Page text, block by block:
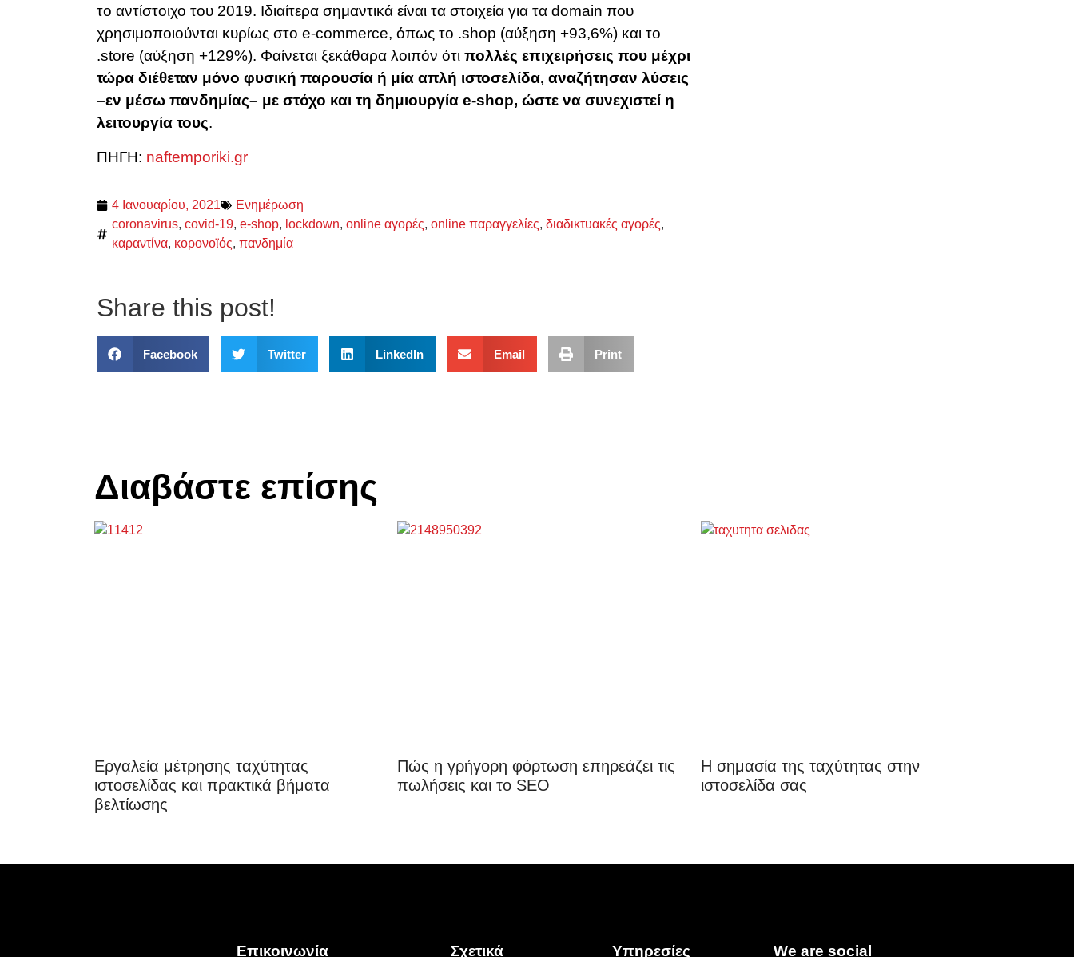
το αντίστοιχο του 2019. Ιδιαίτερα σημαντικά είναι τα στοιχεία για τα domain που
χρησιμοποιούνται κυρίως στο e-commerce, όπως το .shop (αύξηση +93,6%) και το
.store (αύξηση +129%). Φαίνεται ξεκάθαρα λοιπόν ότι πολλές επιχειρήσεις που μέχρι
τώρα διέθεταν μόνο φυσική παρουσία ή μία απλή ιστοσελίδα, αναζήτησαν λύσεις
–εν μέσω πανδημίας– με στόχο και τη δημιουργία e-shop, ώστε να συνεχιστεί η
λειτουργία τους.
ΠΗΓΗ: naftemporiki.gr
4 Ιανουαρίου, 2021
Ενημέρωση
coronavirus, covid-19, e-shop, lockdown, online αγορές, online παραγγελίες, διαδικτυακές αγορές,
καραντίνα, κορονοϊός, πανδημία
Share this post!
Facebook Twitter LinkedIn Email Print
Διαβάστε επίσης
Εργαλεία μέτρησης ταχύτητας
ιστοσελίδας και πρακτικά βήματα
βελτίωσης
Πώς η γρήγορη φόρτωση επηρεάζει τις
πωλήσεις και το SEO
Η σημασία της ταχύτητας στην
ιστοσελίδα σας
Επικοινωνία Σχετικά Υπηρεσίες We are social